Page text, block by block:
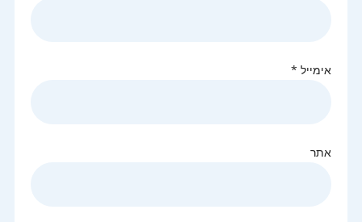
אימייל *
אתר